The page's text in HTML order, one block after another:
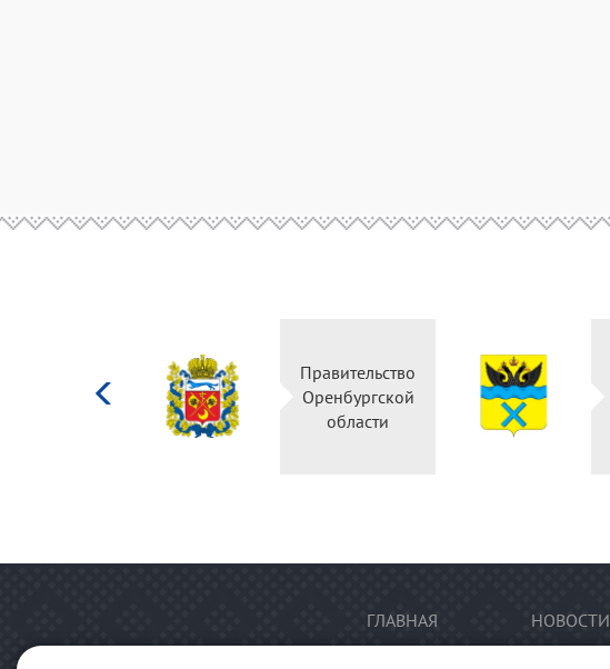
Правительство
Оренбургской
области
ГЛАВНАЯ НОВОСТИ